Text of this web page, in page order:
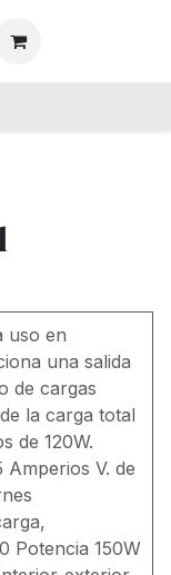
uso en
una salida
de cargas
la carga total
de 120W.
Amperios V. de
Potencia 150W